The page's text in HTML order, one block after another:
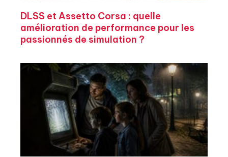
DLSS et Assetto Corsa : quelle
amélioration de performance pour les
passionnés de simulation ?